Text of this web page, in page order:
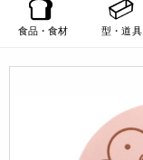
食品・食材 型・道具